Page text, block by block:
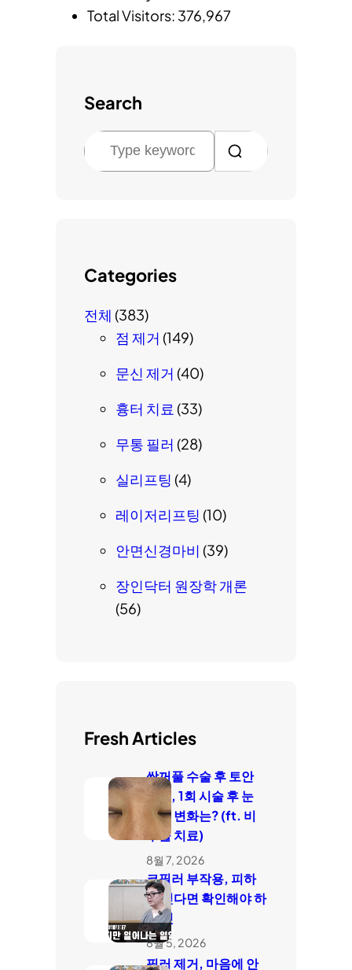
Total Visitors: 376,967
Search
Categories
전체 (383)
점 제거 (149)
문신 제거 (40)
흉터 치료 (33)
무통 필러 (28)
실리프팅 (4)
레이저리프팅 (10)
안면신경마비 (39)
장인닥터 원장학 개론
(56)
Fresh Articles
쌍꺼풀 수술 후 토안
치료, 1회 시술 후 눈
감김 변화는? (ft. 비
수술 치료)
8월 7, 2026
코필러 부작용, 피하
고 싶다면 확인해야 하
는 것
8월 5, 2026
필러 제거, 마음에 안